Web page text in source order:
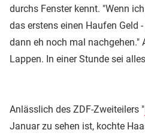
durchs Fenster kennt. "Wenn
das erstens einen Haufen Geld
dann eh noch mal nachgehen."
Lappen. In einer Stunde sei
Anlässlich des ZDF-Zweiteilers "
Januar zu sehen ist, kochte